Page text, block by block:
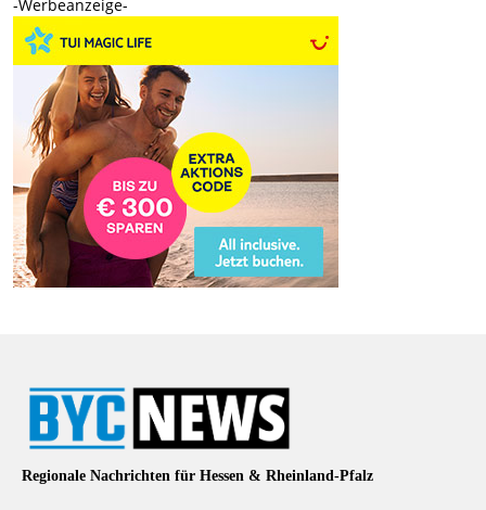
-Werbeanzeige-
Regionale Nachrichten für Hessen & Rheinland-Pfalz